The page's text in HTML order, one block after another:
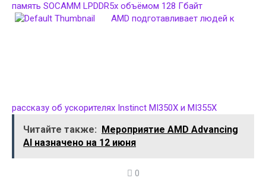
память SOCAMM LPDDR5x объёмом 128 Гбайт
AMD подготавливает людей к
рассказу об ускорителях Instinct MI350X и MI355X
Читайте также: Мероприятие AMD Advancing
AI назначено на 12 июня
0